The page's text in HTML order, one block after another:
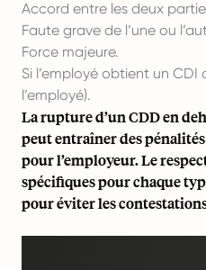
Accord entre les deux
Faute grave de l’une ou
Force majeure.
Si l’employé obtient un CDI
l’employé).
La rupture d’un CDD en
peut entraîner des
pour l’employeur. Le
spécifiques pour chaque
pour éviter les